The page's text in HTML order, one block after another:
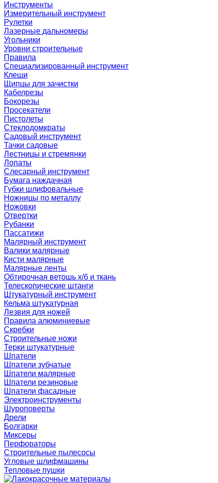
Инструменты
Измерительный инструмент
Рулетки
Лазерные дальномеры
Угольники
Уровни строительные
Правила
Специализированный инструмент
Клещи
Щипцы для зачистки
Кабелрезы
Бокорезы
Просекатели
Пистолеты
Стеклодомкраты
Садовый инструмент
Тачки садовые
Лестницы и стремянки
Лопаты
Слесарный инструмент
Бумага наждачная
Губки шлифовальные
Ножницы по металлу
Ножовки
Отвертки
Рубанки
Пассатижи
Малярный инструмент
Валики малярные
Кисти малярные
Малярные ленты
Обтирочная ветошь х/б и ткань
Телескопические штанги
Штукатурный инструмент
Кельма штукатурная
Лезвия для ножей
Правила алюминиевые
Скребки
Строительные ножи
Терки штукатурные
Шпатели
Шпатели зубчатые
Шпатели малярные
Шпатели резиновые
Шпатели фасадные
Электроинструменты
Шуроповерты
Дрели
Болгарки
Миксеры
Перфораторы
Строительные пылесосы
Угловые шлифмашины
Тепловые пушки